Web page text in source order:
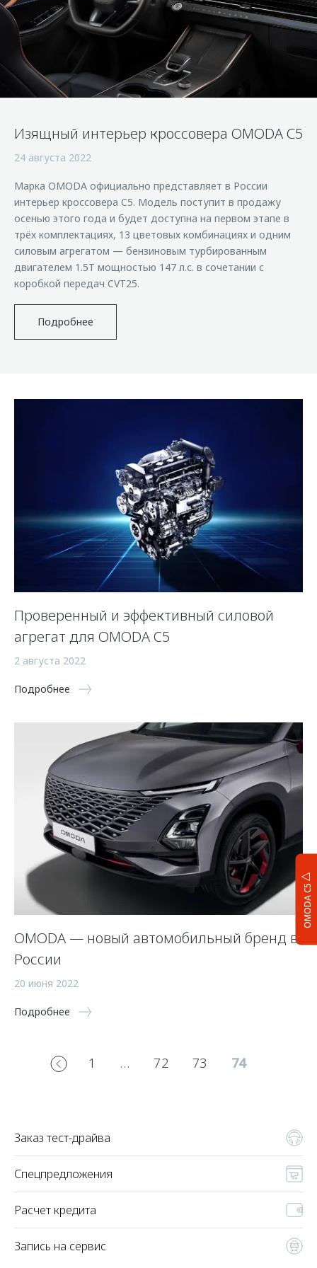
Страхование
Кредитный калькулятор
Аксессуары
Одежда и сувениры
Запчасти
Трейд-ин
Калькулятор трейд-ин
Клиентская поддержка
O&J Автоклуб
Клуб владельцев OMODA
Приложение O&J
Одежда и сувениры
Оригинальные аксессуары
Запчасти
Обратная связь
OMODA C5
Изящный интерьер кроссовера OMODA С5
24 августа 2022
Марка OMODA официально представляет в России
интерьер кроссовера C5. Модель поступит в продажу
осенью этого года и будет доступна на первом этапе в
трёх комплектациях, 13 цветовых комбинациях и одним
силовым агрегатом — бензиновым турбированным
двигателем 1.5T мощностью 147 л.с. в сочетании с
коробкой передач CVT25.
Подробнее
Проверенный и эффективный силовой
агрегат для OMODA C5
2 августа 2022
Подробнее
OMODA — новый автомобильный бренд в
России
20 июня 2022
Подробнее
1 … 72 73 74
Заказ тест-драйва
Спецпредложения
Расчет кредита
Запись на сервис